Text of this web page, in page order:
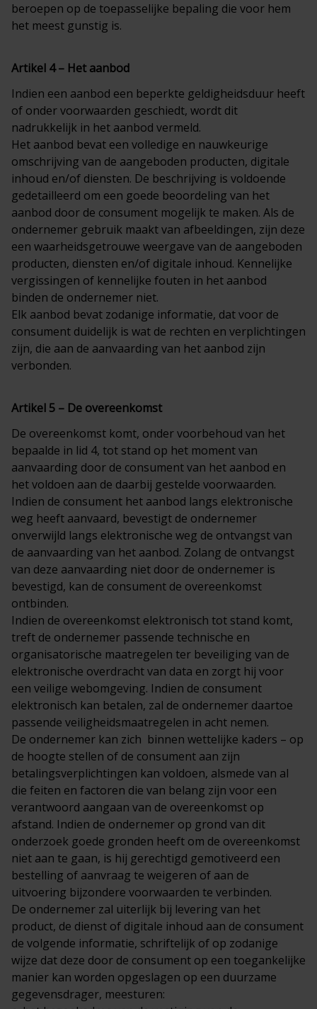
beroepen op de toepasselijke bepaling die voor hem
het meest gunstig is.
Artikel 4 – Het aanbod
Indien een aanbod een beperkte geldigheidsduur heeft
of onder voorwaarden geschiedt, wordt dit
nadrukkelijk in het aanbod vermeld.
Het aanbod bevat een volledige en nauwkeurige
omschrijving van de aangeboden producten, digitale
inhoud en/of diensten. De beschrijving is voldoende
gedetailleerd om een goede beoordeling van het
aanbod door de consument mogelijk te maken. Als de
ondernemer gebruik maakt van afbeeldingen, zijn deze
een waarheidsgetrouwe weergave van de aangeboden
producten, diensten en/of digitale inhoud. Kennelijke
vergissingen of kennelijke fouten in het aanbod
binden de ondernemer niet.
Elk aanbod bevat zodanige informatie, dat voor de
consument duidelijk is wat de rechten en verplichtingen
zijn, die aan de aanvaarding van het aanbod zijn
verbonden.
Artikel 5 – De overeenkomst
De overeenkomst komt, onder voorbehoud van het
bepaalde in lid 4, tot stand op het moment van
aanvaarding door de consument van het aanbod en
het voldoen aan de daarbij gestelde voorwaarden.
Indien de consument het aanbod langs elektronische
weg heeft aanvaard, bevestigt de ondernemer
onverwijld langs elektronische weg de ontvangst van
de aanvaarding van het aanbod. Zolang de ontvangst
van deze aanvaarding niet door de ondernemer is
bevestigd, kan de consument de overeenkomst
ontbinden.
Indien de overeenkomst elektronisch tot stand komt,
treft de ondernemer passende technische en
organisatorische maatregelen ter beveiliging van de
elektronische overdracht van data en zorgt hij voor
een veilige webomgeving. Indien de consument
elektronisch kan betalen, zal de ondernemer daartoe
passende veiligheidsmaatregelen in acht nemen.
De ondernemer kan zich binnen wettelijke kaders – op
de hoogte stellen of de consument aan zijn
betalingsverplichtingen kan voldoen, alsmede van al
die feiten en factoren die van belang zijn voor een
verantwoord aangaan van de overeenkomst op
afstand. Indien de ondernemer op grond van dit
onderzoek goede gronden heeft om de overeenkomst
niet aan te gaan, is hij gerechtigd gemotiveerd een
bestelling of aanvraag te weigeren of aan de
uitvoering bijzondere voorwaarden te verbinden.
De ondernemer zal uiterlijk bij levering van het
product, de dienst of digitale inhoud aan de consument
de volgende informatie, schriftelijk of op zodanige
wijze dat deze door de consument op een toegankelijke
manier kan worden opgeslagen op een duurzame
gegevensdrager, meesturen: